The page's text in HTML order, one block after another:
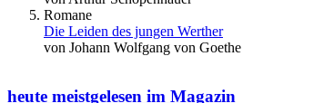
Romane
Die Leiden des jungen Werther
von Johann Wolfgang von Goethe
heute meistgelesen im Magazin